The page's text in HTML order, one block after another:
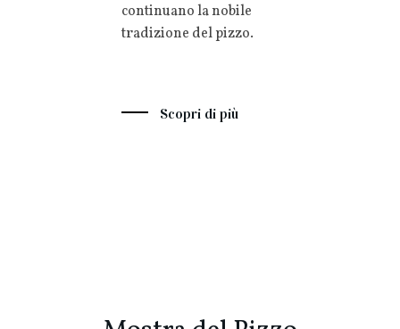
continuano la nobile
tradizione del pizzo.
Scopri di più